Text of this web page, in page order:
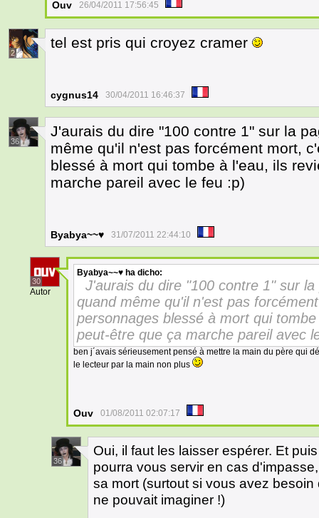
Ouv 26/04/2011 17:56:45
2
tel est pris qui croyez cramer
cygnus14 30/04/2011 16:46:37
36
J'aurais du dire "100 contre 1" sur la
même qu'il n'est pas forcément mort,
blessé à mort qui tombe à l'eau, ils
marche pareil avec le feu :p)
Byabya~~♥ 31/07/2011 22:44:10
30
Autor
Byabya~~♥ ha dicho:
J'aurais du dire "100 contre 1" sur
quand même qu'il n'est pas
personnages blessé à mort qui
peut-être que ça marche pareil avec
ben j´avais sérieusement pensé à mettre la main du père qui
le lecteur par la main non plus
Ouv 01/08/2011 02:07:17
36
Oui, il faut les laisser espérer. Et
pourra vous servir en cas
sa mort (surtout si vous avez
ne pouvait imaginer !)